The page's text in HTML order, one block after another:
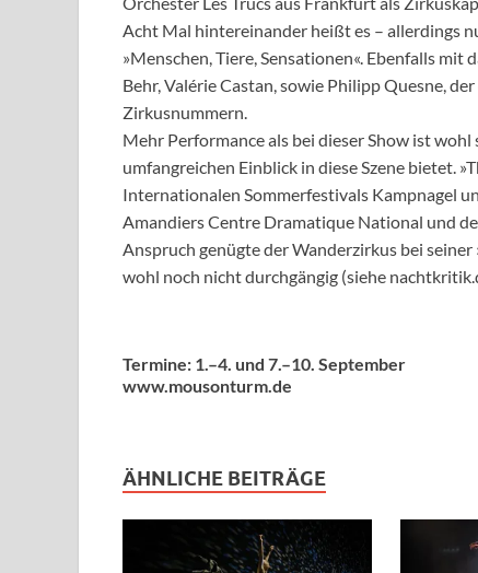
Acht Mal hintereinander heißt es – allerdings
»Menschen, Tiere, Sensationen«. Ebenfalls
Behr, Valérie Castan, sowie Philipp Quesne,
Zirkusnummern.
Mehr Performance als bei dieser Show ist
umfangreichen Einblick in diese Szene bietet.
Internationalen Sommerfestivals Kampnagel
Amandiers Centre Dramatique National und
Anspruch genügte der Wanderzirkus bei
wohl noch nicht durchgängig (siehe
Termine: 1.–4. und 7.–10. September
www.mousonturm.de
ÄHNLICHE BEITRÄGE